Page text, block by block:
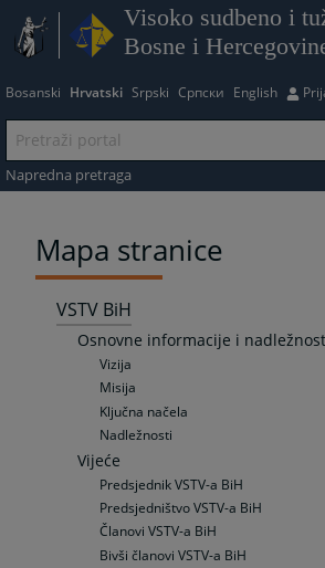
Visoko sudbeno i
Bosne i
Bosanski Hrvatski Srpski Српски English
Napredna pretraga
Mapa stranice
VSTV BiH
Osnovne informacije i
Vizija
Misija
Ključna načela
Nadležnosti
Vijeće
Predsjednik VSTV-a BiH
Predsjedništvo VSTV-a BiH
Članovi VSTV-a BiH
Bivši članovi VSTV-a BiH